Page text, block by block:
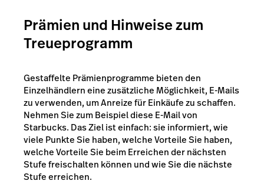
Prämien und Hinweise zum
Treueprogramm
Gestaffelte Prämienprogramme bieten den
Einzelhändlern eine zusätzliche Möglichkeit, E-Mails
zu verwenden, um Anreize für Einkäufe zu schaffen.
Nehmen Sie zum Beispiel diese E-Mail von
Starbucks. Das Ziel ist einfach: sie informiert, wie
viele Punkte Sie haben, welche Vorteile Sie haben,
welche Vorteile Sie beim Erreichen der nächsten
Stufe freischalten können und wie Sie die nächste
Stufe erreichen.